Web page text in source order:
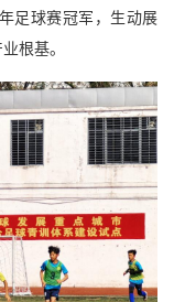
足球赛冠军，生动展
根基。